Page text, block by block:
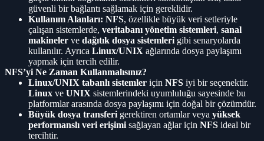
güvenli bir bağlantı sağlamak için gereklidir.
Kullanım Alanları: NFS, özellikle büyük veri setleriyle
çalışan sistemlerde, veritabanı yönetim sistemleri, sanal
makineler ve dağıtık dosya sistemleri gibi senaryolarda
kullanılır. Ayrıca Linux/UNIX ağlarında dosya paylaşımı
yapmak için tercih edilir.
NFS’yi Ne Zaman Kullanmalısınız?
Linux/UNIX tabanlı sistemler için NFS iyi bir seçenektir.
Linux ve UNIX sistemlerindeki uyumluluğu sayesinde bu
platformlar arasında dosya paylaşımı için doğal bir çözümdür.
Büyük dosya transferi gerektiren ortamlar veya yüksek
performanslı veri erişimi sağlayan ağlar için NFS ideal bir
tercihtir.